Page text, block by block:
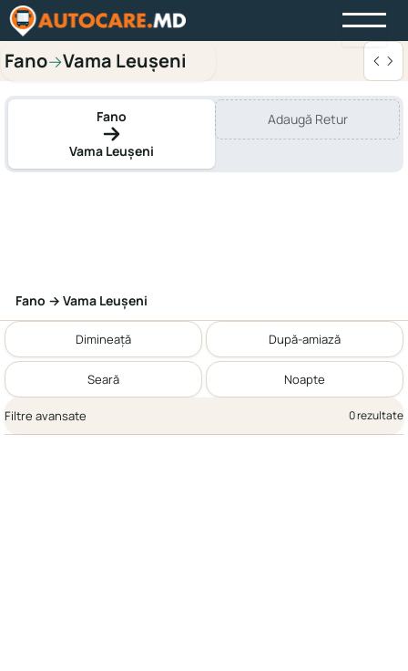
Fano→Vama Leușeni
Fano
Vama Leușeni
Adaugă Retur
Fano → Vama Leușeni
Dimineață După-amiază
Seară Noapte
Filtre avansate 0 rezultate